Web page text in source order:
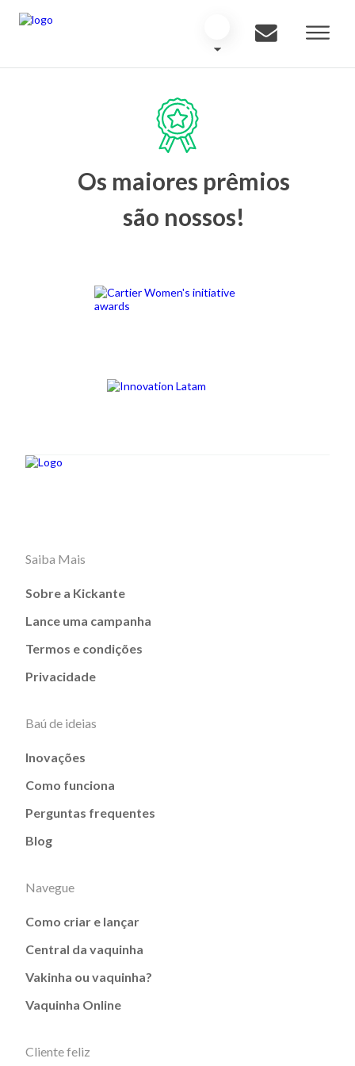
Os maiores prêmios
são nossos!
Saiba Mais
Sobre a Kickante
Lance uma campanha
Termos e condições
Privacidade
Baú de ideias
Inovações
Como funciona
Perguntas frequentes
Blog
Navegue
Como criar e lançar
Central da vaquinha
Vakinha ou vaquinha?
Vaquinha Online
Cliente feliz